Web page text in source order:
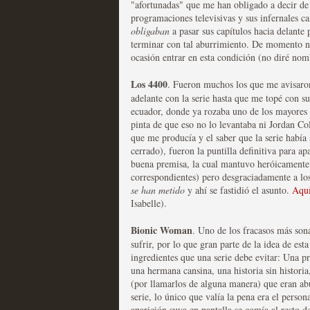
Las series disponibles
tienen fecha de
Recomendación de la semana
La barrera de las 500
desde Silicon Valley
MOLTISANTI
Recomendación de la semana
"afortunadas" que me han obligado a decir
programaciones televisivas y sus infernales
obligaban a pasar sus capítulos hacia delante
terminar con tal aburrimiento. De momento
ocasión entrar en esta condición (no diré
Los 4400. Fueron muchos los que me
adelante con la serie hasta que me topé con
ecuador, donde ya rozaba uno de los
pinta de que eso no lo levantaba ni Jordan
que me producía y el saber que la serie
cerrado), fueron la puntilla definitiva para
buena premisa, la cual mantuvo
correspondientes) pero desgraciadamente a
se han metido y ahí se fastidió el asunto.
Isabelle).
Bionic Woman. Uno de los fracasos más
sufrir, por lo que gran parte de la idea de
ingredientes que una serie debe evitar: Una
una hermana cansina, una historia sin
(por llamarlos de alguna manera) que eran
serie, lo único que valía la pena era el